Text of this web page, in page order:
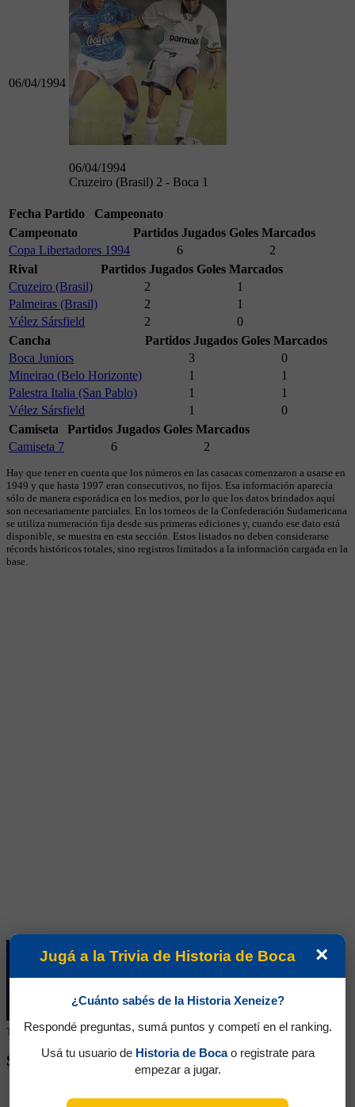
06/04/1994
06/04/1994
Cruzeiro (Brasil) 2 - Boca 1
Fecha Partido
Campeonato
Campeonato
Partidos Jugados Goles Marcados
Copa Libertadores 1994
6
2
Rival
Partidos Jugados Goles Marcados
Cruzeiro (Brasil)
2
1
Palmeiras (Brasil)
2
1
Vélez Sársfield
2
0
Cancha
Partidos Jugados Goles Marcados
Boca Juniors
3
0
Mineirao (Belo Horizonte)
1
1
Palestra Italia (San Pablo)
1
1
Vélez Sársfield
1
0
Camiseta
Partidos Jugados Goles Marcados
Camiseta 7
6 2
Hay que tener en cuenta que los números en las casacas comenzaron a usarse en
1949 y que hasta 1997 eran consecutivos, no fijos. Esa información aparecía
sólo de manera esporádica en los medios, por lo que los datos brindados aquí
son necesariamente parciales. En los torneos de la Confederación Sudamericana
se utiliza numeración fija desde sus primeras ediciones y, cuando ese dato está
disponible, se muestra en esta sección. Estos listados no deben considerarse
récords históricos totales, sino registros limitados a la información cargada en la
base.
Tu colaboración ayuda a mantener este archivo histórico en línea
SEGUINOS EN REDES SOCIALES
×
Jugá a la Trivia de Historia de Boca
¿Cuánto sabés de la Historia Xeneize?
Respondé preguntas, sumá puntos y competí en el ranking.
Usá tu usuario de Historia de Bocao registrate para
empezar a jugar.